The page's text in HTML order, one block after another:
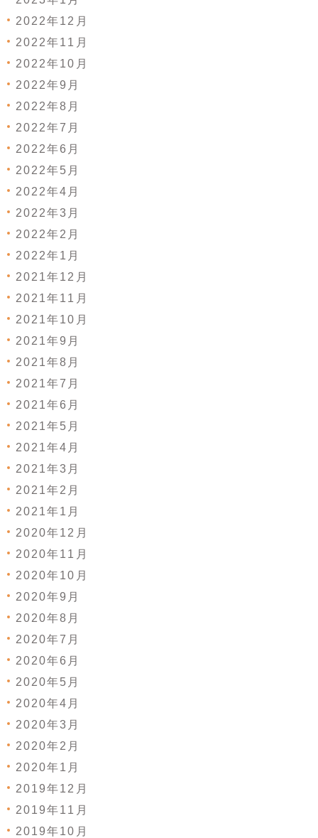
2022年12月
2022年11月
2022年10月
2022年9月
2022年8月
2022年7月
2022年6月
2022年5月
2022年4月
2022年3月
2022年2月
2022年1月
2021年12月
2021年11月
2021年10月
2021年9月
2021年8月
2021年7月
2021年6月
2021年5月
2021年4月
2021年3月
2021年2月
2021年1月
2020年12月
2020年11月
2020年10月
2020年9月
2020年8月
2020年7月
2020年6月
2020年5月
2020年4月
2020年3月
2020年2月
2020年1月
2019年12月
2019年11月
2019年10月